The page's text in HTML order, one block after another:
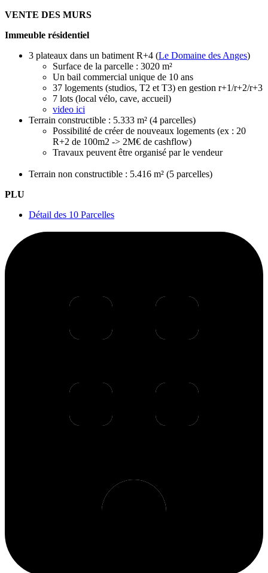
VENTE DES MURS
Immeuble résidentiel
3 plateaux dans un batiment R+4 (Le Domaine des Anges)
Surface de la parcelle : 3020 m²
Un bail commercial unique de 10 ans
37 logements (studios, T2 et T3) en gestion r+1/r+2/r+3
7 lots (local vélo, cave, accueil)
video ici
Terrain constructible : 5.333 m² (4 parcelles)
Possibilité de créer de nouveaux logements (ex : 20
R+2 de 100m2 -> 2M€ de cashflow)
Travaux peuvent être organisé par le vendeur
Terrain non constructible : 5.416 m² (5 parcelles)
PLU
Détail des 10 Parcelles